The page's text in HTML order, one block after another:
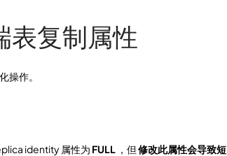
表复制属性
操作。
identity 属性为 FULL ，但修改此属性会导致短